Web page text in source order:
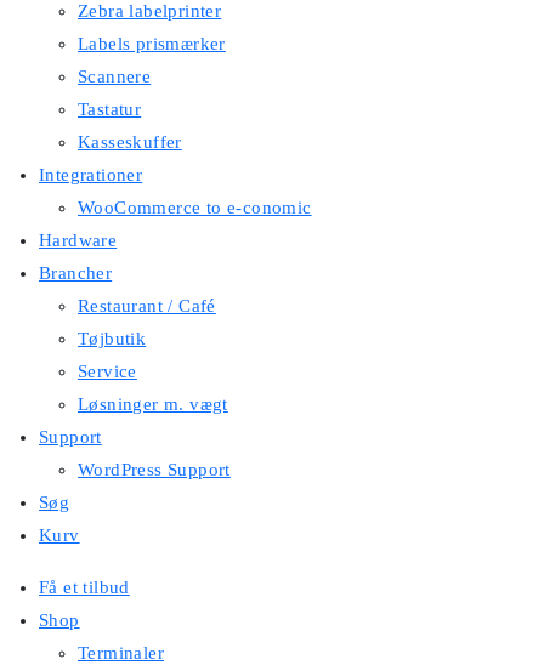
Zebra labelprinter
Labels prismærker
Scannere
Tastatur
Kasseskuffer
Integrationer
WooCommerce to e-conomic
Hardware
Brancher
Restaurant / Café
Tøjbutik
Service
Løsninger m. vægt
Support
WordPress Support
Søg
Kurv
Få et tilbud
Shop
Terminaler